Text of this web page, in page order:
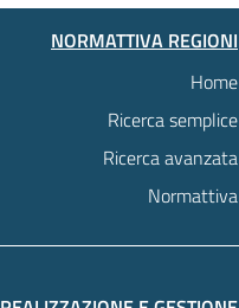
NORMATTIVA REGIONI
Home
Ricerca semplice
Ricerca avanzata
Normattiva